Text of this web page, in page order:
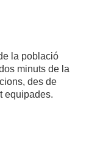
la població
minuts de la
des de
equipades.